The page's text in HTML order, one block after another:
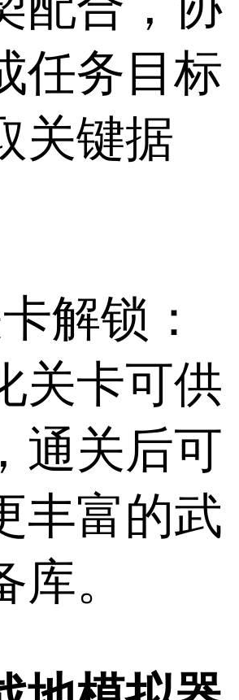
任务目标
关键据
解锁：
关卡可供
通关后可
丰富的武
库。